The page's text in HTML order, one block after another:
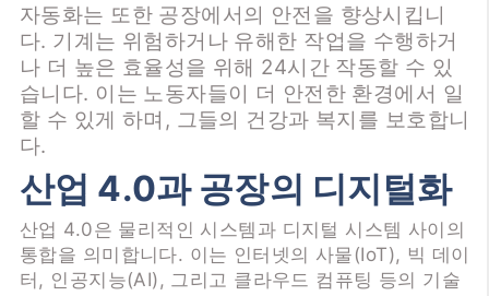
자동화는 또한 공장에서의 안전을 향상시킵니
다. 기계는 위험하거나 유해한 작업을 수행하거
나 더 높은 효율성을 위해 24시간 작동할 수 있
습니다. 이는 노동자들이 더 안전한 환경에서 일
할 수 있게 하며, 그들의 건강과 복지를 보호합니
다.
산업 4.0과 공장의 디지털화
산업 4.0은 물리적인 시스템과 디지털 시스템 사이의
통합을 의미합니다. 이는 인터넷의 사물(IoT), 빅 데이
터, 인공지능(AI), 그리고 클라우드 컴퓨팅 등의 기술